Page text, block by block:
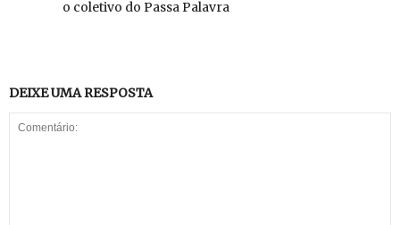
o coletivo do Passa Palavra
DEIXE UMA RESPOSTA